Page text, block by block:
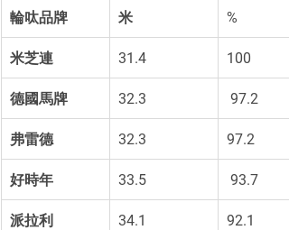
輪呔品牌 米 %
米芝連 31.4 100
德國馬牌 32.3 97.2
弗雷德 32.3 97.2
好時年 33.5 93.7
派拉利 34.1 92.1